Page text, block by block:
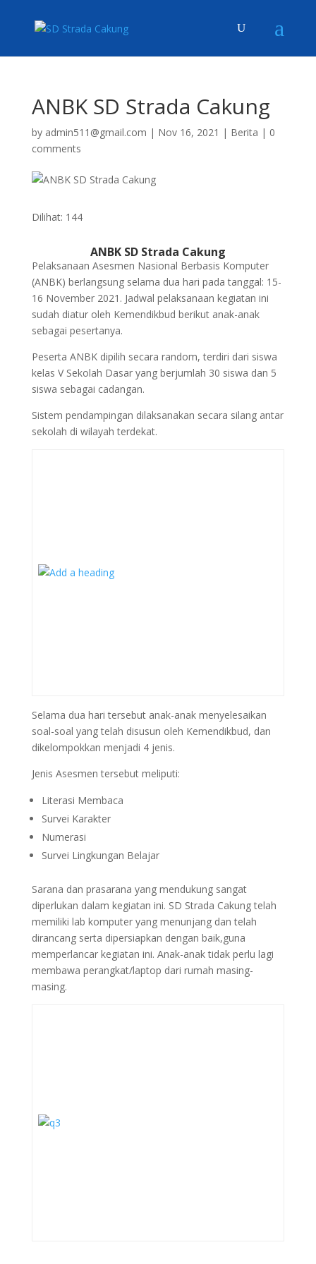
ANBK SD Strada Cakung
by admin511@gmail.com | Nov 16, 2021 | Berita | 0
comments
Dilihat: 144
ANBK SD Strada Cakung
Pelaksanaan Asesmen Nasional Berbasis Komputer
(ANBK) berlangsung selama dua hari pada tanggal: 15-
16 November 2021. Jadwal pelaksanaan kegiatan ini
sudah diatur oleh Kemendikbud berikut anak-anak
sebagai pesertanya.
Peserta ANBK dipilih secara random, terdiri dari siswa
kelas V Sekolah Dasar yang berjumlah 30 siswa dan 5
siswa sebagai cadangan.
Sistem pendampingan dilaksanakan secara silang antar
sekolah di wilayah terdekat.
Selama dua hari tersebut anak-anak menyelesaikan
soal-soal yang telah disusun oleh Kemendikbud, dan
dikelompokkan menjadi 4 jenis.
Jenis Asesmen tersebut meliputi:
Literasi Membaca
Survei Karakter
Numerasi
Survei Lingkungan Belajar
Sarana dan prasarana yang mendukung sangat
diperlukan dalam kegiatan ini. SD Strada Cakung telah
memiliki lab komputer yang menunjang dan telah
dirancang serta dipersiapkan dengan baik,guna
memperlancar kegiatan ini. Anak-anak tidak perlu lagi
membawa perangkat/laptop dari rumah masing-
masing.